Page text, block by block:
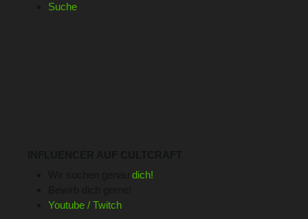
Suche
dich!
Youtube / Twitch